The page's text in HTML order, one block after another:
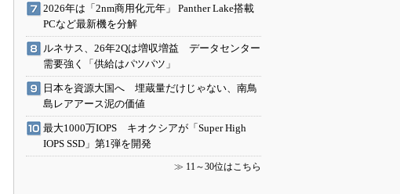
2026年は「2nm商用化元年」 Panther Lake搭載
PCなど最新機を分解
ルネサス、26年2Qは増収増益 データセンター
需要強く「供給はパツパツ」
日本を資源大国へ 埋蔵量だけじゃない、南鳥
島レアアース泥の価値
最大1000万IOPS キオクシアが「Super High
IOPS SSD」第1弾を開発
≫ 11～30位はこちら